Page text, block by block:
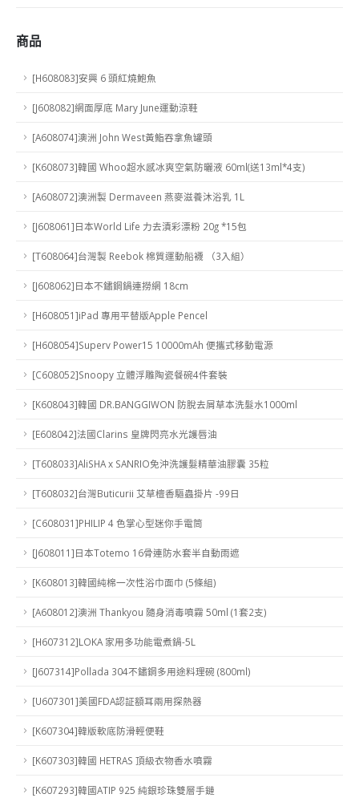
商品
[H608083]安興 6 頭紅燒鮑魚
[J608082]網面厚底 Mary June運動涼鞋
[A608074]澳洲 John West黃鮨吞拿魚罐頭
[K608073]韓國 Whoo超水感冰爽空氣防曬液 60ml(送13ml*4支)
[A608072]澳洲製 Dermaveen 燕麥滋養沐浴乳 1L
[J608061]日本World Life 力去漬彩漂粉 20g *15包
[T608064]台灣製 Reebok 棉質運動船襪 （3入組）
[J608062]日本不鏽鋼鍋連撈網 18cm
[H608051]iPad 專用平替版Apple Pencel
[H608054]Superv Power15 10000mAh 便攜式移動電源
[C608052]Snoopy 立體浮雕陶瓷餐碗4件套裝
[K608043]韓國 DR.BANGGIWON 防脫去屑草本洗髮水1000ml
[E608042]法國Clarins 皇牌閃亮水光護唇油
[T608033]AliSHA x SANRIO免沖洗護髮精華油膠囊 35粒
[T608032]台灣Buticurii 艾草檀香驅蟲掛片 -99日
[C608031]PHILIP 4 色掌心型迷你手電筒
[J608011]日本Totemo 16骨連防水套半自動雨遮
[K608013]韓國純棉一次性浴巾面巾 (5條組)
[A608012]澳洲 Thankyou 隨身消毒噴霧 50ml (1套2支)
[H607312]LOKA 家用多功能電煮鍋-5L
[J607314]Pollada 304不鏽鋼多用途料理碗 (800ml)
[U607301]美國FDA認証額耳兩用探熱器
[K607304]韓版軟底防滑輕便鞋
[K607303]韓國 HETRAS 頂級衣物香水噴霧
[K607293]韓國ATIP 925 純銀珍珠雙層手鏈